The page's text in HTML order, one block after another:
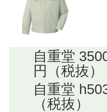
自重堂
円（税抜）
自重堂
（税抜）